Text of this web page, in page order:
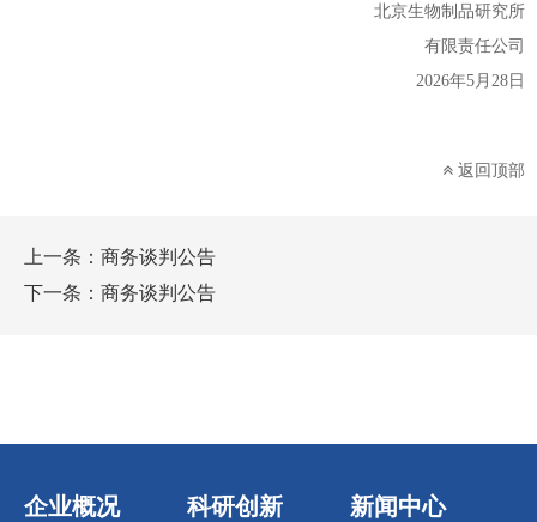
北京生物制品研究所
有限责任公司
2026年5月 28 日
返回顶部
上一条： 商务谈判公告
下一条： 商务谈判公告
企业概况 科研创新 新闻中心